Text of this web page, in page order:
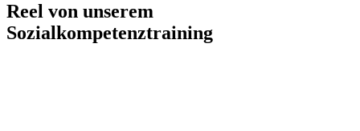
Reel von unserem
Sozialkompetenztraining